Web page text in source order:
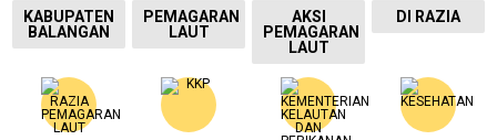
KABUPATEN
BALANGAN
PEMAGARAN
LAUT
AKSI
PEMAGARAN
LAUT
DI RAZIA